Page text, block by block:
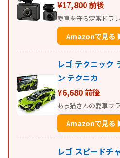
¥17,800 前後
愛車を守る定番ドラ
Amazonで見る
レゴ テクニック
ン テクニカ
¥6,680 前後
あま猫さんの愛車ウ
Amazonで見る
レゴ スピードチ